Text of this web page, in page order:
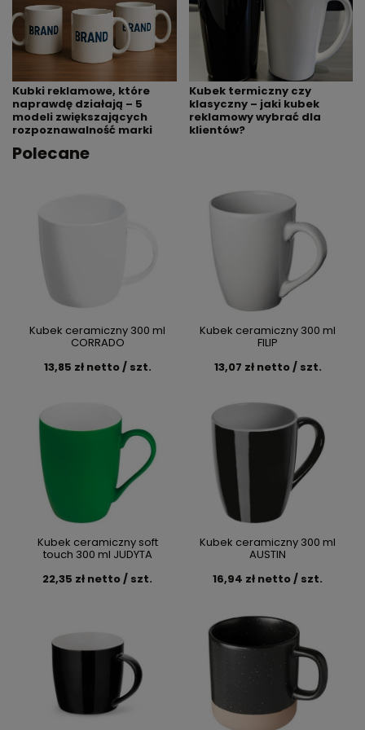
Kubki reklamowe, które
naprawdę działają – 5
modeli zwiększających
rozpoznawalność marki
Kubek termiczny czy
klasyczny – jaki kubek
reklamowy wybrać dla
klientów?
Polecane
Kubek ceramiczny 300 ml
CORRADO
13,85 zł netto / szt.
Kubek ceramiczny 300 ml
FILIP
13,07 zł netto / szt.
Kubek ceramiczny soft
touch 300 ml JUDYTA
22,35 zł netto / szt.
Kubek ceramiczny 300 ml
AUSTIN
16,94 zł netto / szt.